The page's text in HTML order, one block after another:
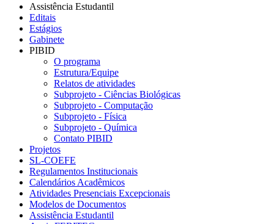
Assistência Estudantil
Editais
Estágios
Gabinete
PIBID
O programa
Estrutura/Equipe
Relatos de atividades
Subprojeto - Ciências Biológicas
Subprojeto - Computação
Subprojeto - Física
Subprojeto - Química
Contato PIBID
Projetos
SL-COEFE
Regulamentos Institucionais
Calendários Acadêmicos
Atividades Presenciais Excepcionais
Modelos de Documentos
Assistência Estudantil